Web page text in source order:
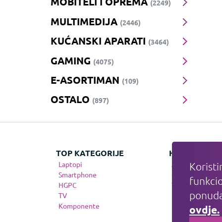
(2249)
MULTIMEDIJA (2446)
KUĆANSKI APARATI (3464)
GAMING (4075)
E-ASORTIMAN (109)
OSTALO (897)
ovdje.
TOP KATEGORIJE
Laptopi
Smartphone
HGPC
TV
Komponente
HIT
Apple
Gaming
Telefonija